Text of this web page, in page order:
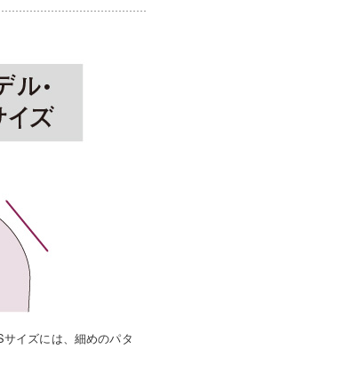
イズには、細めのパタ